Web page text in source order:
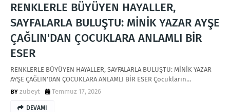
RENKLERLE BÜYÜYEN HAYALLER,
SAYFALARLA BULUŞTU: MİNİK YAZAR AYŞE
ÇAĞLIN'DAN ÇOCUKLARA ANLAMLI BİR
ESER
RENKLERLE BÜYÜYEN HAYALLER, SAYFALARLA BULUŞTU: MİNİK YAZAR
AYŞE ÇAĞLIN'DAN ÇOCUKLARA ANLAMLI BİR ESER Çocukların…
zubeyt
Temmuz 17, 2026
DEVAMI